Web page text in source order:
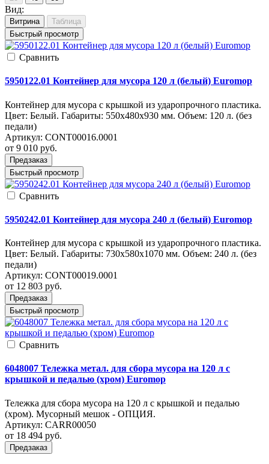
Вид:
Витрина
Таблица
Быстрый просмотр
Cравнить
5950122.01 Контейнер для мусора 120 л (белый) Euromop
Контейнер для мусора с крышкой из ударопрочного пластика.
Цвет: Белый. Габариты: 550x480x930 мм. Объем: 120 л. (без
педали)
Артикул: CONT00016.0001
от 9 010 руб.
Предзаказ
Быстрый просмотр
Cравнить
5950242.01 Контейнер для мусора 240 л (белый) Euromop
Контейнер для мусора с крышкой из ударопрочного пластика.
Цвет: Белый. Габариты: 730x580x1070 мм. Объем: 240 л. (без
педали)
Артикул: CONT00019.0001
от 12 803 руб.
Предзаказ
Быстрый просмотр
Cравнить
6048007 Тележка метал. для сбора мусора на 120 л с
крышкой и педалью (хром) Euromop
Тележка для сбора мусора на 120 л с крышкой и педалью
(хром). Мусорный мешок - ОПЦИЯ.
Артикул: CARR00050
от 18 494 руб.
Предзаказ